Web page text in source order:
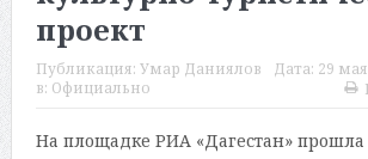
проект
Публикация: Умар Даниялов Дата: 29
в: Официально
На площадке РИА «Дагестан» прошла